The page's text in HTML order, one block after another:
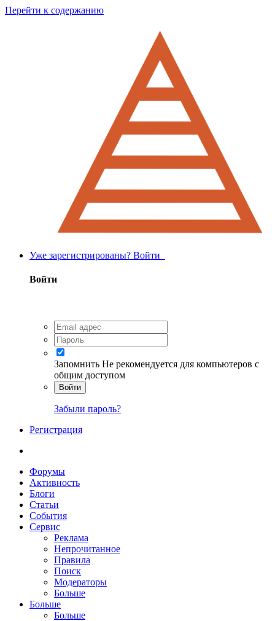
Перейти к содержанию
Уже зарегистрированы? Войти
Войти
Запомнить Не рекомендуется для компьютеров с
общим доступом
Войти
Забыли пароль?
Регистрация
Форумы
Активность
Блоги
Статьи
События
Сервис
Реклама
Непрочитанное
Правила
Поиск
Модераторы
Больше
Больше
Больше